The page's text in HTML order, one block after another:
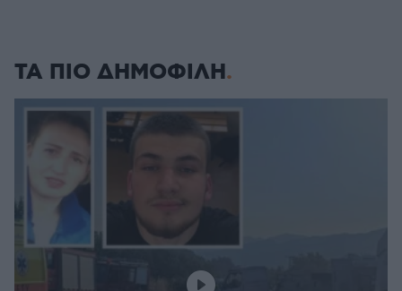
ΤΑ ΠΙΟ ΔΗΜΟΦΙΛΗ